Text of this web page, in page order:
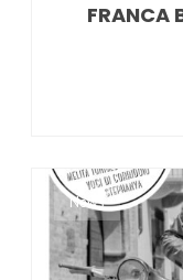
FRANCA
News